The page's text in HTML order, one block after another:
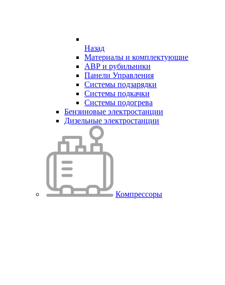
Назад
Материалы и комплектующие
АВР и рубильники
Панели Управления
Системы подзарядки
Системы подкачки
Системы подогрева
Бензиновые электростанции
Дизельные электростанции
Компрессоры